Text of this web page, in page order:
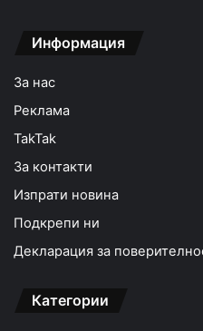
Информация
За нас
Реклама
TakTak
За контакти
Изпрати новина
Подкрепи ни
Декларация за
Категории